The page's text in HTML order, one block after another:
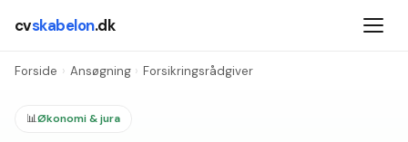
cvskabelon.dk
Forside › Ansøgning › Forsikringsrådgiver
📊Økonomi & jura